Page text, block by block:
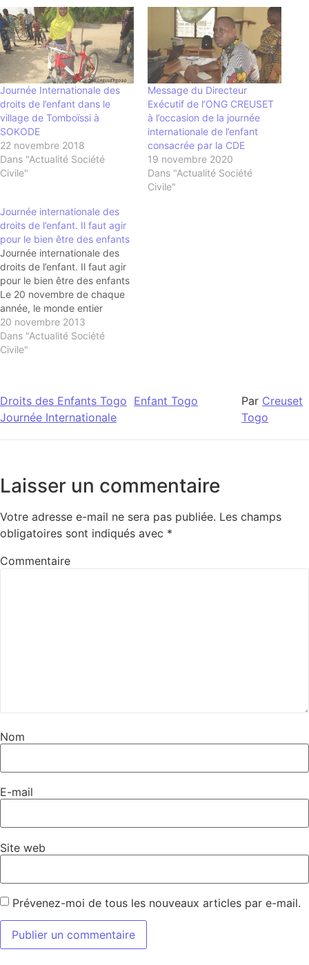
Journée Internationale des
droits de l’enfant dans le
village de Tomboïssi à
SOKODE
22 novembre 2018
Dans "Actualité Société
Civile"
Message du Directeur
Exécutif de l’ONG CREUSET
à l’occasion de la journée
internationale de l’enfant
consacrée par la CDE
19 novembre 2020
Dans "Actualité Société
Civile"
Journée internationale des
droits de l’enfant. Il faut agir
pour le bien être des enfants
Journée internationale des
droits de l’enfant. Il faut agir
pour le bien être des enfants
Le 20 novembre de chaque
année, le monde entier
célèbre la journée
internationale des droits de
l’enfant. Le 20 novembre est
générale…
20 novembre 2013
Dans "Actualité Société
Civile"
Droits des Enfants Togo Enfant Togo
Journée Internationale
Par Creuset
Togo
Laisser un commentaire
Votre adresse e-mail ne sera pas publiée. Les champs
obligatoires sont indiqués avec *
Commentaire
Nom
E-mail
Site web
Prévenez-moi de tous les nouveaux articles par e-mail.